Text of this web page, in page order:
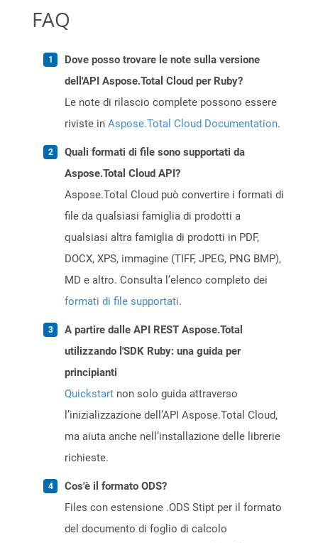
FAQ
Dove posso trovare le note sulla versione
dell'API Aspose.Total Cloud per Ruby?
Le note di rilascio complete possono essere
riviste in Aspose.Total Cloud Documentation.
Quali formati di file sono supportati da
Aspose.Total Cloud API?
Aspose.Total Cloud può convertire i formati di
file da qualsiasi famiglia di prodotti a
qualsiasi altra famiglia di prodotti in PDF,
DOCX, XPS, immagine (TIFF, JPEG, PNG BMP),
MD e altro. Consulta l’elenco completo dei
formati di file supportati.
A partire dalle API REST Aspose.Total
utilizzando l'SDK Ruby: una guida per
principianti
Quickstart non solo guida attraverso
l’inizializzazione dell’API Aspose.Total Cloud,
ma aiuta anche nell’installazione delle librerie
richieste.
Cos'è il formato ODS?
Files con estensione .ODS Stipt per il formato
del documento di foglio di calcolo